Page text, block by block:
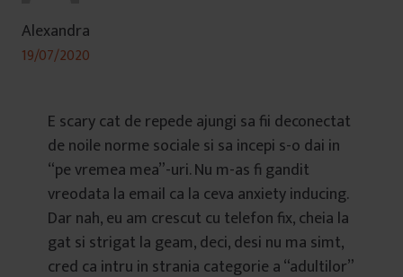
Alexandra
19/07/2020
E scary cat de repede ajungi sa fii deconectat
de noile norme sociale si sa incepi s-o dai in
“pe vremea mea”-uri. Nu m-as fi gandit
vreodata la email ca la ceva anxiety inducing.
Dar nah, eu am crescut cu telefon fix, cheia la
gat si strigat la geam, deci, desi nu ma simt,
cred ca intru in strania categorie a “adultilor”